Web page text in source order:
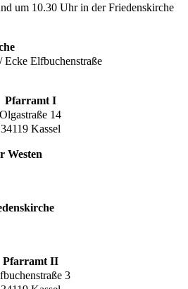
um 10.30 Uhr in der Friedenskirche
Ecke Elfbuchenstraße
Pfarramt I
Olgastraße 14
34119 Kassel
Westen
Pfarramt II
3